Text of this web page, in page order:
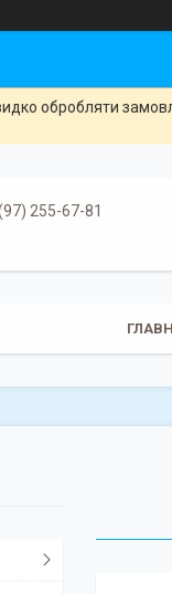
обробляти
255-67-81